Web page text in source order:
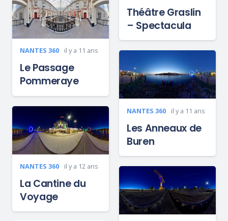
Théâtre Graslin
– Spectacula
NANTES 360 il y a 11 ans
Le Passage
Pommeraye
NANTES 360 il y a 11 ans
Les Anneaux de
Buren
NANTES 360 il y a 12 ans
La Cantine du
Voyage